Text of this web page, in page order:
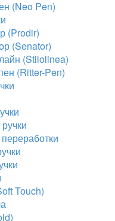
(Neo Pen)
(Prodir)
(Senator)
(Stilolinea)
(Ritter-Pen)
Touch)